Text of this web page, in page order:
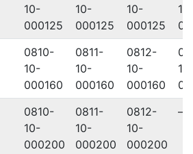
10-
000125
10-
000125
10-
000125
0810-
10-
000160
0811-
10-
000160
0812-
10-
000160
0810-
10-
000200
0811-
10-
000200
0812-
10-
000200
—